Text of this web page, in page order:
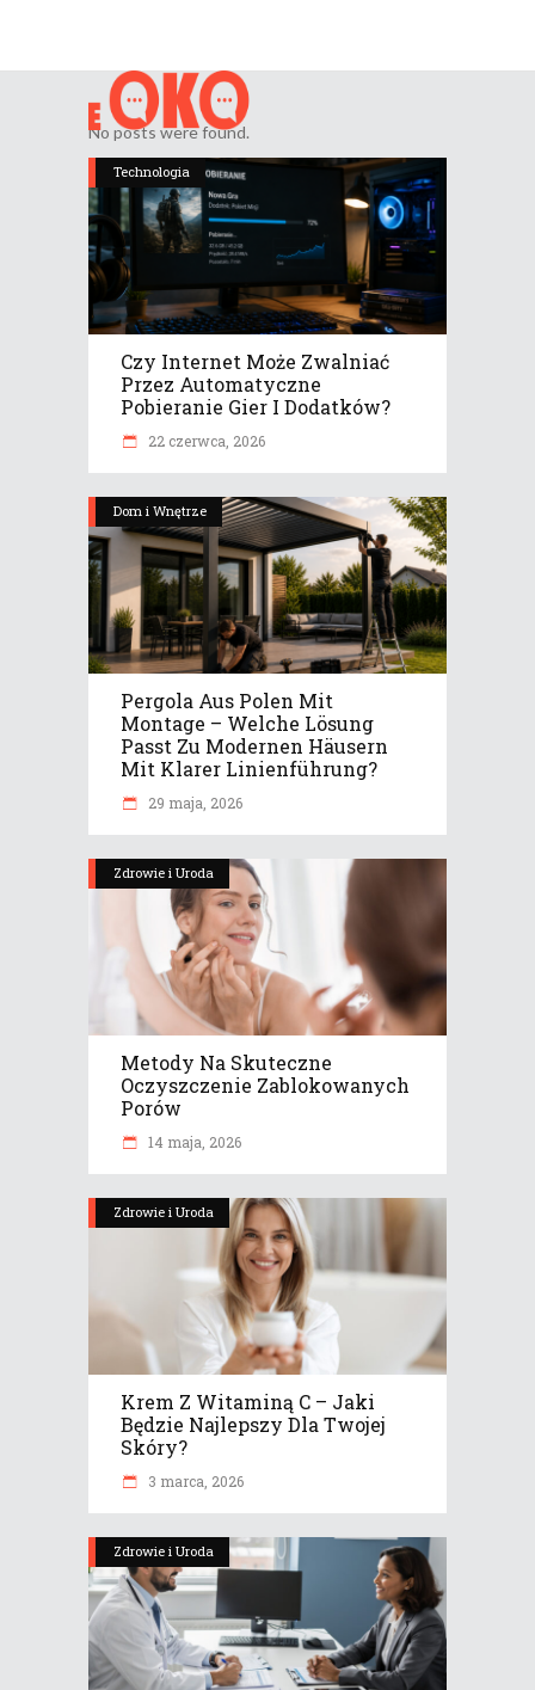
No posts were found.
Technologia
Czy Internet Może Zwalniać
Przez Automatyczne
Pobieranie Gier I Dodatków?
22 czerwca, 2026
Dom i Wnętrze
Pergola Aus Polen Mit
Montage – Welche Lösung
Passt Zu Modernen Häusern
Mit Klarer Linienführung?
29 maja, 2026
Zdrowie i Uroda
Metody Na Skuteczne
Oczyszczenie Zablokowanych
Porów
14 maja, 2026
Zdrowie i Uroda
Krem Z Witaminą C – Jaki
Będzie Najlepszy Dla Twojej
Skóry?
3 marca, 2026
Zdrowie i Uroda